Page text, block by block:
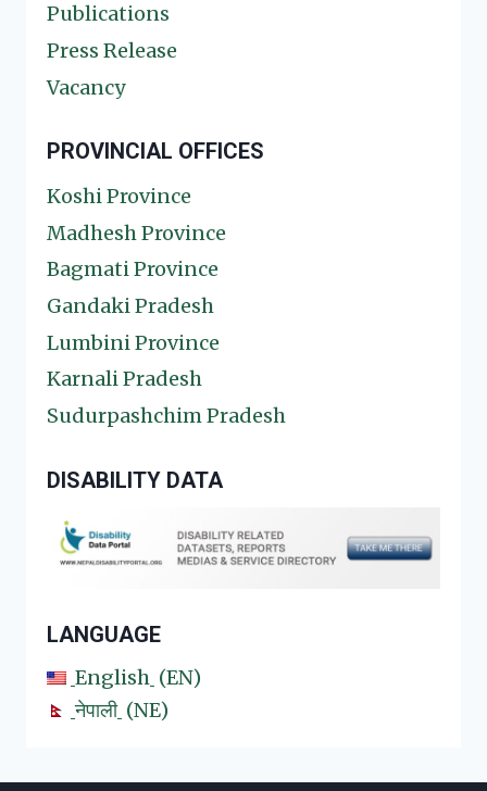
Publications
Press Release
Vacancy
PROVINCIAL OFFICES
Koshi Province
Madhesh Province
Bagmati Province
Gandaki Pradesh
Lumbini Province
Karnali Pradesh
Sudurpashchim Pradesh
DISABILITY DATA
LANGUAGE
English
EN
नेपाली
NE